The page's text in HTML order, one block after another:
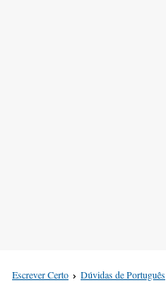
Escrever Certo Dúvidas de Português